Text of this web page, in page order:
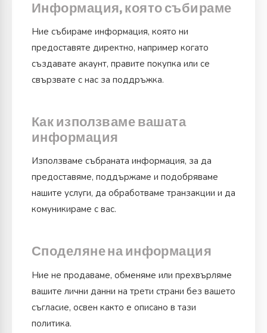
Информация, която събираме
Ние събираме информация, която ни
предоставяте директно, например когато
създавате акаунт, правите покупка или се
свързвате с нас за поддръжка.
Как използваме вашата
информация
Използваме събраната информация, за да
предоставяме, поддържаме и подобряваме
нашите услуги, да обработваме транзакции и да
комуникираме с вас.
Споделяне на информация
Ние не продаваме, обменяме или прехвърляме
вашите лични данни на трети страни без вашето
съгласие, освен както е описано в тази
политика.